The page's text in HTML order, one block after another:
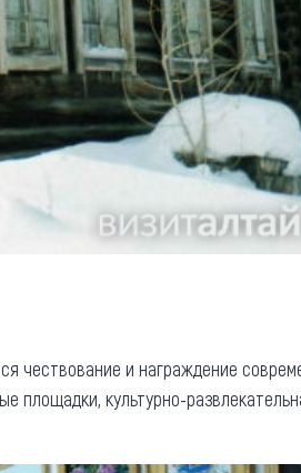
чествование и награждение
площадки, культурно-